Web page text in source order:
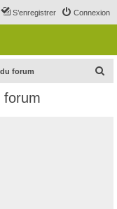
Connexion
S’enregistrer
forum
forum